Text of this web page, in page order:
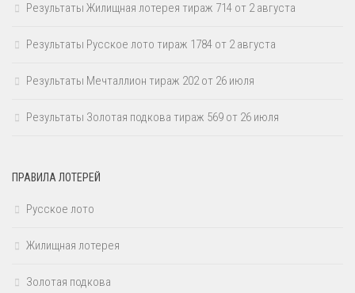
Результаты Жилищная лотерея тираж 714 от 2 августа
Результаты Русское лото тираж 1784 от 2 августа
Результаты Мечталлион тираж 202 от 26 июля
Результаты Золотая подкова тираж 569 от 26 июля
ПРАВИЛА ЛОТЕРЕЙ
Русское лото
Жилищная лотерея
Золотая подкова